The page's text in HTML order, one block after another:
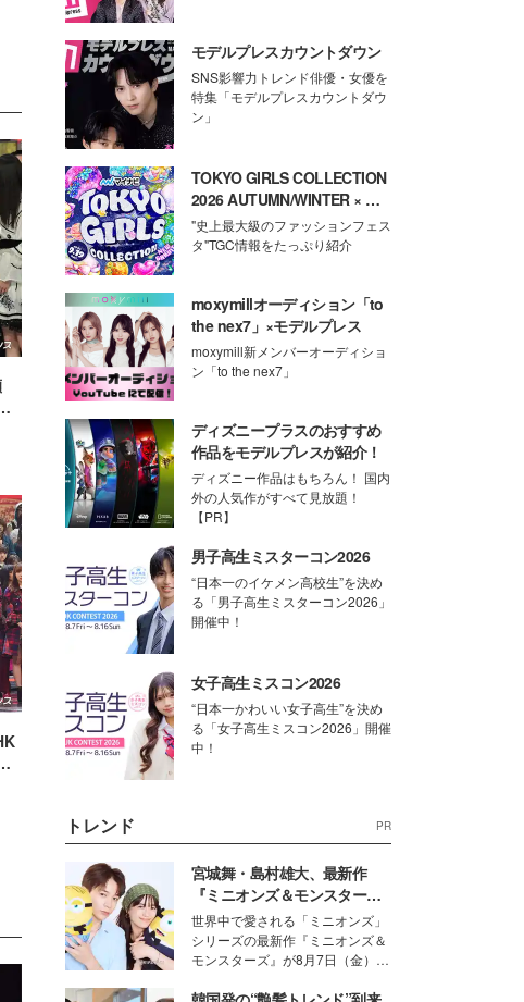
モデルプレスカウントダウン
SNS影響力トレンド俳優・女優を
特集「モデルプレスカウントダウ
ン」
TOKYO GIRLS COLLECTION
2026 AUTUMN/WINTER × モ
デルプレス
"史上最大級のファッションフェス
タ"TGC情報をたっぷり紹介
moxymillオーディション「to
the nex7」×モデルプレス
moxymill新メンバーオーディショ
ン「to the nex7」
ディズニープラスのおすすめ
作品をモデルプレスが紹介！
ディズニー作品はもちろん！ 国内
外の人気作がすべて見放題！
【PR】
男子高生ミスターコン2026
“日本一のイケメン高校生”を決め
る「男子高生ミスターコン2026」
開催中！
女子高生ミスコン2026
“日本一かわいい女子高生”を決め
る「女子高生ミスコン2026」開催
中！
トレンド PR
宮城舞・島村雄大、最新作
『ミニオンズ＆モンスター
ズ』の魅力熱弁 ハチャメチャ
だけじゃない“友情と絆”に感
動
世界中で愛される「ミニオンズ」
シリーズの最新作『ミニオンズ＆
モンスターズ』が8月7日（金）に
ニオン好き”という共通点を持つモ